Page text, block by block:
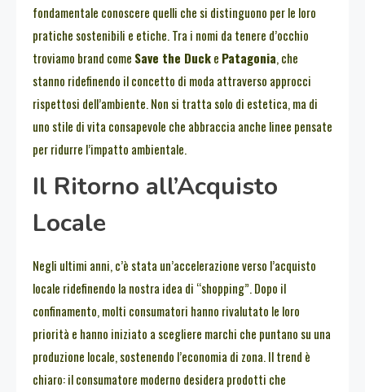
fondamentale conoscere quelli che si distinguono per le loro
pratiche sostenibili e etiche. Tra i nomi da tenere d’occhio
troviamo brand come Save the Ducke Patagonia, che
stanno ridefinendo il concetto di moda attraverso approcci
rispettosi dell’ambiente. Non si tratta solo di estetica, ma di
uno stile di vita consapevole che abbraccia anche linee pensate
per ridurre l’impatto ambientale.
Il Ritorno all’Acquisto
Locale
Negli ultimi anni, c’è stata un’accelerazione verso l’acquisto
locale ridefinendo la nostra idea di “shopping”. Dopo il
confinamento, molti consumatori hanno rivalutato le loro
priorità e hanno iniziato a scegliere marchi che puntano su una
produzione locale, sostenendo l’economia di zona. Il trend è
chiaro: il consumatore moderno desidera prodotti che